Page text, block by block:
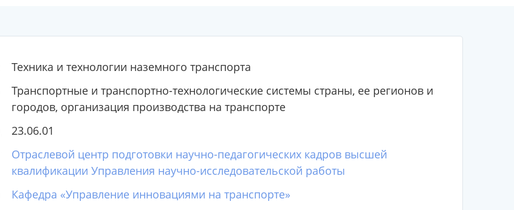
Техника и технологии наземного транспорта
Транспортные и транспортно-технологические системы страны, ее регионов и
городов, организация производства на транспорте
23.06.01
Отраслевой центр подготовки научно-педагогических кадров высшей
квалификации Управления научно-исследовательской работы
Кафедра «Управление инновациями на транспорте»